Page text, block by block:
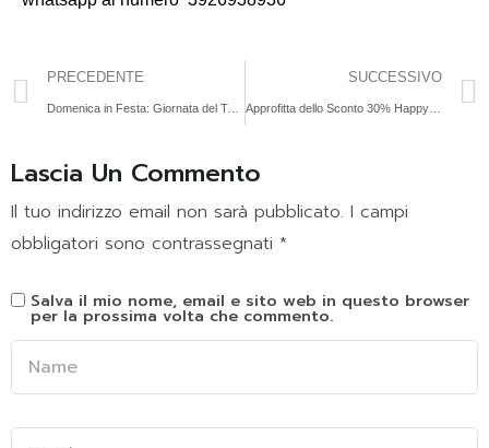
PRECEDENTE
Domenica in Festa: Giornata del Tennis + Animazione per Bambini
SUCCESSIVO
Approfitta dello Sconto 30% Happy Family a Cena
Lascia Un Commento
Il tuo indirizzo email non sarà pubblicato. I campi
obbligatori sono contrassegnati *
Salva il mio nome, email e sito web in questo browser
per la prossima volta che commento.